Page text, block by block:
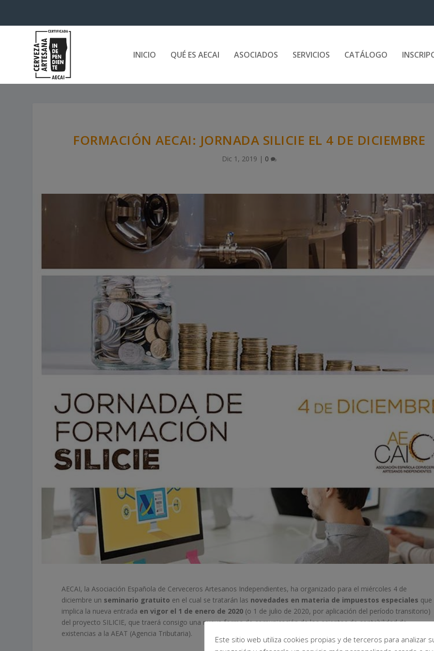
INICIO QUÉ ES AECAI ASOCIADOS SERVICIOS CATÁLOGO
FORMACIÓN AECAI: JORNADA SILICIE EL 4 DE DICIEMBRE
Dic 1, 2019 | 0
AECAI, la Asociación Española de Cerveceros Artesanos Independientes, ha organizado para el miércoles 4 de
diciembre un seminario gratuito en el cual se tratarán las novedades en materia de impuestos especiales que
implica la nueva entrada en vigor el 1 de enero de 2020 (o 1 de julio de 2020, por aplicación del período transitorio)
del proyecto SILICIE, que traerá consigo una nueva forma de comunicación de los asientos de contabilidad de
existencias a la AEAT (Agencia Tributaria).
Este sitio web utiliza cookies propias y de terceros para analizar